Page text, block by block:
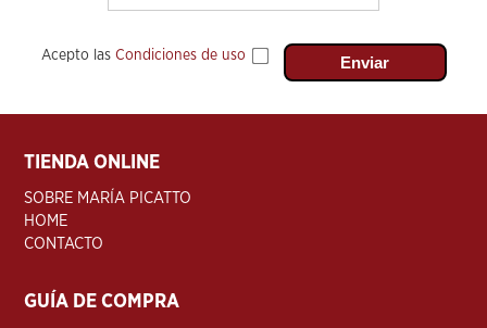
Acepto las Condiciones de uso
TIENDA ONLINE
SOBRE MARÍA PICATTO
HOME
CONTACTO
GUÍA DE COMPRA